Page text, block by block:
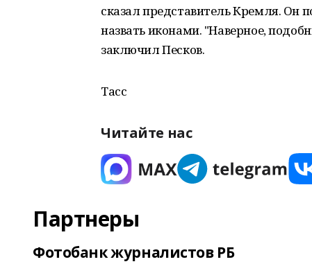
сказал представитель Кремля. Он
назвать иконами. "Наверное,
заключил Песков.
Тасс
Читайте нас
Партнеры
Фотобанк журналистов РБ